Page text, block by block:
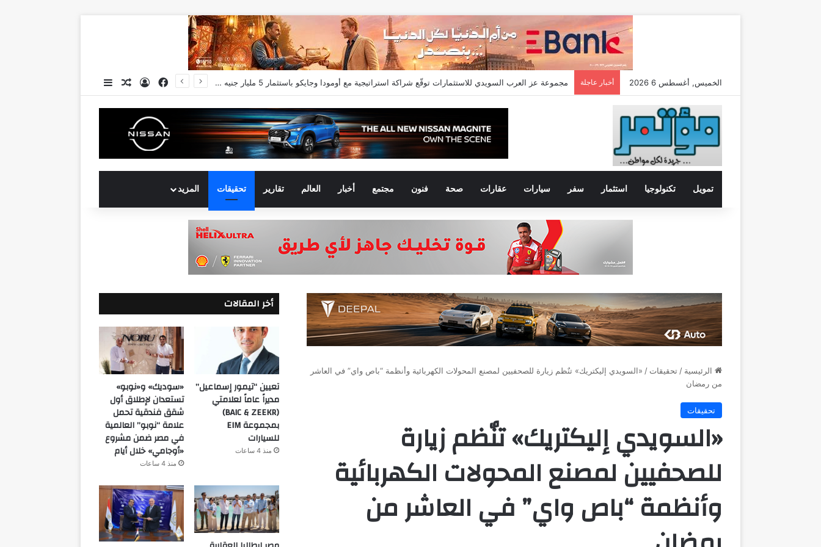
الخميس, أغسطس 6 2026 أخبار عاجلة تعيين “تيمور إسماعيل” مديراً عاماً لعلامتي (BAIC & ZEEKR) بمجموعة EIM للسيارات فيسبوكتسجيل الدخول
مقال عشوائي
إضافة عمود جانبي
تمويل تكنولوجيا استثمار سفر سيارات عقارات صحة فنون مجتمع أخبار العالم تقارير تحقيقات المزيد
الرئيسية / تحقيقات / «السويدي إليكتريك» تنٌظم زيارة للصحفيين لمصنع المحولات الكهربائية وأنظمة “باص واي” في العاشر
من رمضان
تحقيقات
«السويدي إليكتريك» تنٌظم زيارة
للصحفيين لمصنع المحولات الكهربائية
وأنظمة “باص واي” في العاشر من
أخر المقالات
تعيين “تيمور إسماعيل”
مديراً عاماً لعلامتي
(BAIC & ZEEKR)
بمجموعة EIM
للسيارات
منذ 4 ساعات
«سوديك» و«نوبو»
تستعدان لإطلاق أول
شقق فندقية تحمل
علامة “نوبو” العالمية
في مصر ضمن مشروع
«أوجامي» خلال أيام
منذ 4 ساعات